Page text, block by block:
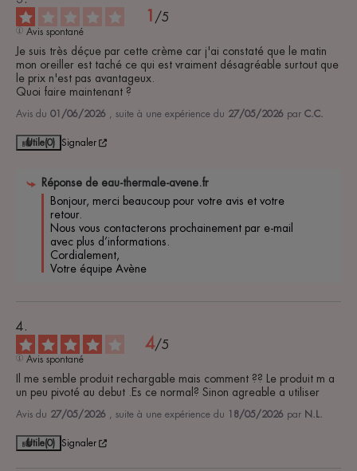
1 /5
Avis spontané
Je suis très déçue par cette crème car j'ai constaté que le matin
mon oreiller est taché ce qui est vraiment désagréable surtout que
le prix n'est pas avantageux.
Quoi faire maintenant ?
Avis du 01/06/2026 , suite à une expérience du 27/05/2026 par C.C.
Utile(0) Signaler
Réponse de eau-thermale-avene.fr
Bonjour, merci beaucoup pour votre avis et votre
retour.
Nous vous contacterons prochainement par e-mail
avec plus d’informations.
Cordialement,
Votre équipe Avène
4/5
Avis spontané
Il me semble produit rechargable mais comment ?? Le produit m a
un peu pivoté au debut .Es ce normal? Sinon agreable a utiliser
Avis du 27/05/2026 , suite à une expérience du 18/05/2026 par N.L.
Utile(0) Signaler